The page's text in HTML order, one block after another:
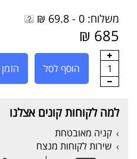
משלוח: 0 - 69.8 ₪
685 ₪
1 הוסף לסל
למה לקוחות קונים אצלנו
קניה מאובטחת
שירות לקוחות מנצח